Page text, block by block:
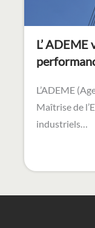
L’
L’ADEME
Maîtrise de
industriels…